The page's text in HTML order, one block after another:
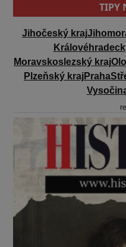
TIPY
Jihočeský kraj
Moravskoslezský kraj
Plzeňský krajPraha